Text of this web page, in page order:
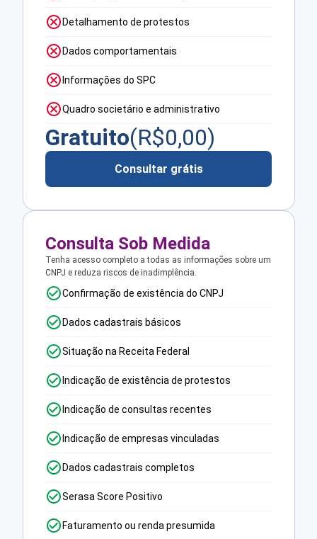
Detalhamento de protestos
Dados comportamentais
Informações do SPC
Quadro societário e administrativo
Gratuito(R$0,00)
Consultar grátis
Consulta Sob Medida
Tenha acesso completo a todas as informações sobre um
CNPJ e reduza riscos de inadimplência.
Confirmação de existência do CNPJ
Dados cadastrais básicos
Situação na Receita Federal
Indicação de existência de protestos
Indicação de consultas recentes
Indicação de empresas vinculadas
Dados cadastrais completos
Serasa Score Positivo
Faturamento ou renda presumida